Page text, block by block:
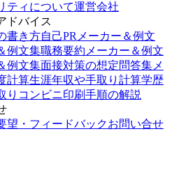
ティについて運営会社
ドバイス
書き方自己PRメーカー＆例文
例文集職務要約メーカー＆例文
例文集面接対策の想定問答集メ
計算生涯年収や手取り計算学歴
り コンビニ印刷手順の解説
望・フィードバックお問い合せ